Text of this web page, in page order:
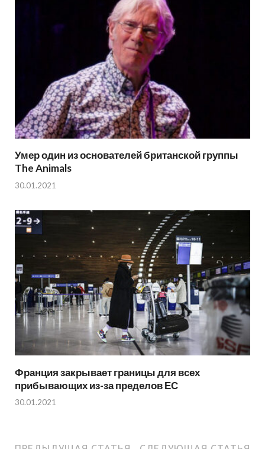
Умер один из основателей британской группы
The Animals
30.01.2021
Франция закрывает границы для всех
прибывающих из-за пределов ЕС
30.01.2021